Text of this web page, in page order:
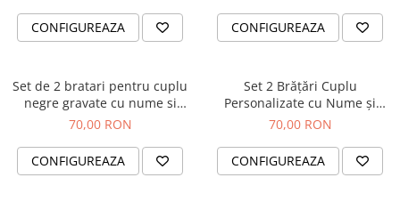
CONFIGUREAZA CONFIGUREAZA
Set de 2 bratari pentru cuplu
negre gravate cu nume si
inimioara
70,00 RON
CONFIGUREAZA
Set 2 Brățări Cuplu
Personalizate cu Nume și
Inimioară – Aluminiu Auriu
70,00 RON
CONFIGUREAZA